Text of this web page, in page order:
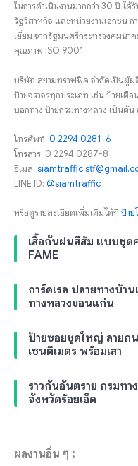
ในการดำเนินงานมากกว่า 30 ปี ได้
รัฐวิสาหกิจ และหน่วยงานเอกชน
เยี่ยม จากรัฐมนตรีกระทรวงคมนา
คุณภาพ ISO 9001
บริษัท สยามทราฟฟิค จำกัดเป็นผู้ผลิ
ป้ายจราจรทุกประเภท เช่น ป้ายเตื
บอกทาง ป้ายกรมทางหลวง เป็นต้น
โทรศัพท์: 0 2294 0281-6
โทรสาร: 0 2294 0287-8
อีเมล:
LINE ID: @siamtraffic
หรือดูรายละเอียดเพิ่มเติมได้ที่ ป้าย
เสื้อกันฝนสีส้ม แบบชุด
FAME
การ์ดเรล ปลายทางบ้า
ทางหลวงขอนแก่น
ป้ายซอยชุดใหญ่ ลายก
เซนติเมตร พร้อมเสา
ราวกันอันตราย กรมทา
จังหวัดร้อยเอ็ด
ผลงานอื่น ๆ :